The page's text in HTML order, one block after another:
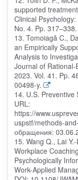
supported
Clinical
No. 4. Pp.
13. Tomoiagă C.,
an Empirically
Analysis to
Journal of Rational-
2023. Vol. 41. Pp.
00498-y.
14. U.S. Preventive
URL:
https://
uspstf/methods-
обращения:
15. Wang Q., Lai
Workplace
Psychologically
Work-Applied